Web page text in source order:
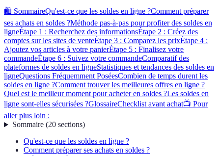
🛍️ SommaireQu'est-ce que les soldes en ligne ?Comment préparer
ses achats en soldes ?Méthode pas-à-pas pour profiter des soldes en
ligneÉtape 1 : Recherchez des informationsÉtape 2 : Créez des
comptes sur les sites de venteÉtape 3 : Comparez les prixÉtape 4 :
Ajoutez vos articles à votre panierÉtape 5 : Finalisez votre
commandeÉtape 6 : Suivez votre commandeComparatif des
plateformes de soldes en ligneStatistiques et tendances des soldes en
ligneQuestions Fréquemment PoséesCombien de temps durent les
soldes en ligne ?Comment trouver les meilleures offres en ligne ?
Quel est le meilleur moment pour acheter en soldes ?Les soldes en
ligne sont-elles sécurisées ?GlossaireChecklist avant achat📺 Pour
aller plus loin :
Sommaire(20 sections)
Qu'est-ce que les soldes en ligne ?
Comment préparer ses achats en soldes ?